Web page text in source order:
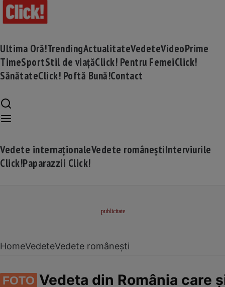
Ultima Oră!TrendingActualitateVedeteVideoPrime
TimeSportStil de viațăClick! Pentru FemeiClick!
SănătateClick! Poftă Bună!Contact
Vedete internaționaleVedete româneștiInterviurile
Click!Paparazzii Click!
HomeVedeteVedete românești
FOTO Vedeta din România care